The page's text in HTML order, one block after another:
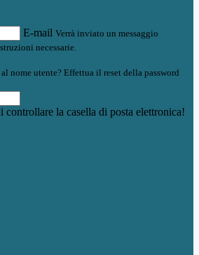
E-mail Verrà inviato un messaggio
necessarie.
nome utente? Effettua il reset della password
controllare la casella di posta elettronica!